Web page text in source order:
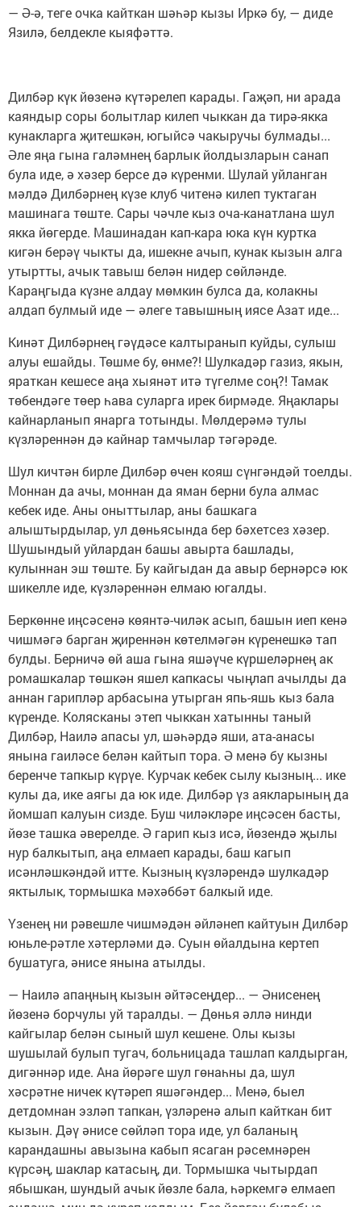
— Ә-ә, теге очка кайткан шәһәр кызы Иркә бу, — диде
Язилә, белдекле кыяфәттә.
Дилбәр күк йөзенә күтәрелеп карады. Гаҗәп, ни арада
каяндыр соры болытлар килеп чыккан да тирә-якка
кунакларга җитешкән, югыйсә чакыручы булмады...
Әле яңа гына галәмнең барлык йолдызларын санап
була иде, ә хәзер берсе дә күренми. Шулай уйланган
мәлдә Дилбәрнең күзе клуб читенә килеп туктаган
машинага төште. Сары чәчле кыз оча-канатлана шул
якка йөгерде. Машинадан кап-кара юка күн куртка
кигән берәү чыкты да, ишекне ачып, кунак кызын алга
утыртты, ачык тавыш белән нидер сөйләнде.
Караңгыда күзне алдау мөмкин булса да, колакны
алдап булмый иде — әлеге тавышның иясе Азат иде...
Кинәт Дилбәрнең гәүдәсе калтыранып куйды, сулыш
алуы ешайды. Төшме бу, өнме?! Шулкадәр газиз, якын,
яраткан кешесе аңа хыянәт итә түгелме соң?! Тамак
төбендәге төер һава суларга ирек бирмәде. Яңаклары
кайнарланып янарга тотынды. Мөлдерәмә тулы
күзләреннән дә кайнар тамчылар тәгәрәде.
Шул кичтән бирле Дилбәр өчен кояш сүнгәндәй тоелды.
Моннан да ачы, моннан да яман берни була алмас
кебек иде. Аны оныттылар, аны башкага
алыштырдылар, ул дөньясында бер бәхетсез хәзер.
Шушындый уйлардан башы авырта башлады,
кулыннан эш төште. Бу кайгыдан да авыр бернәрсә юк
шикелле иде, күзләреннән елмаю югалды.
Беркөнне иңсәсенә көянтә-чиләк асып, башын иеп кенә
чишмәгә барган җиреннән көтелмәгән күренешкә тап
булды. Берничә өй аша гына яшәүче күршеләрнең ак
ромашкалар төшкән яшел капкасы чыңлап ачылды да
аннан гарипләр арбасына утырган япь-яшь кыз бала
күренде. Колясканы этеп чыккан хатынны таный
Дилбәр, Наилә апасы ул, шәһәрдә яши, ата-анасы
янына гаиләсе белән кайтып тора. Ә менә бу кызны
беренче тапкыр күрүе. Курчак кебек сылу кызның... ике
кулы да, ике аягы да юк иде. Дилбәр үз аякларының да
йомшап калуын сизде. Буш чиләкләре иңсәсен басты,
йөзе ташка әверелде. Ә гарип кыз исә, йөзендә җылы
нур балкытып, аңа елмаеп карады, баш кагып
исәнләшкәндәй итте. Кызның күзләрендә шулкадәр
яктылык, тормышка мәхәббәт балкый иде.
Үзенең ни рәвешле чишмәдән әйләнеп кайтуын Дилбәр
юньле-рәтле хәтерләми дә. Суын өйалдына кертеп
бушатуга, әнисе янына атылды.
— Наилә апаңның кызын әйтәсеңдер... — Әнисенең
йөзенә борчулы уй таралды. — Дөнья әллә нинди
кайгылар белән сыный шул кешене. Олы кызы
шушылай булып тугач, больницада ташлап калдырган,
дигәннәр иде. Ана йөрәге шул гөнаһны да, шул
хәсрәтне ничек күтәреп яшәгәндер... Менә, быел
детдомнан эзләп тапкан, үзләренә алып кайткан бит
кызын. Дәү әнисе сөйләп тора иде, ул баланың
карандашны авызына кабып ясаган рәсемнәрен
күрсәң, шаклар катасың, ди. Тормышка чытырдап
ябышкан, шундый ачык йөзле бала, һәркемгә елмаеп